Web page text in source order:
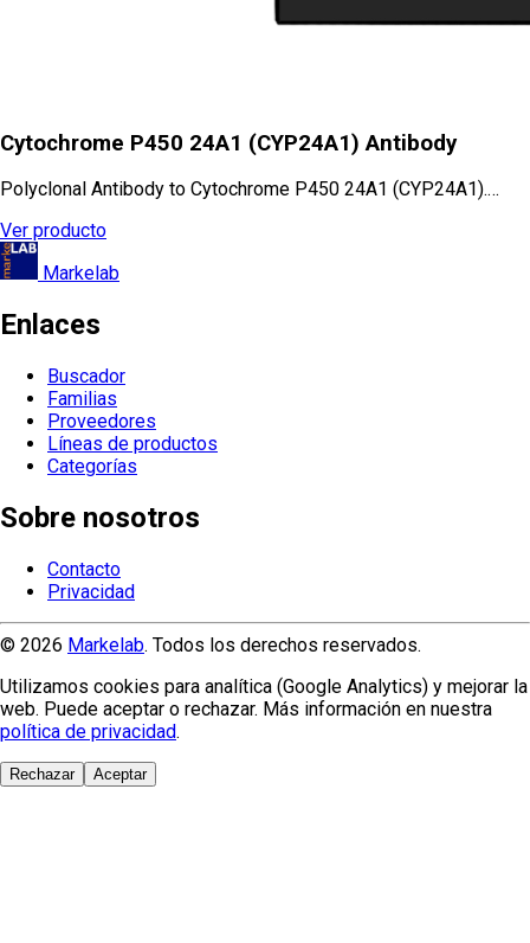
Cytochrome P450 24A1 (CYP24A1) Antibody
Polyclonal Antibody to Cytochrome P450 24A1 (CYP24A1).…
Ver producto
Markelab
Enlaces
Buscador
Familias
Proveedores
Líneas de productos
Categorías
Sobre nosotros
Contacto
Privacidad
© 2026 Markelab. Todos los derechos reservados.
Utilizamos cookies para analítica (Google Analytics) y mejorar la
web. Puede aceptar o rechazar. Más información en nuestra
política de privacidad.
Rechazar Aceptar